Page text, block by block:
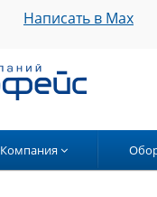
Написать в Max
Компания